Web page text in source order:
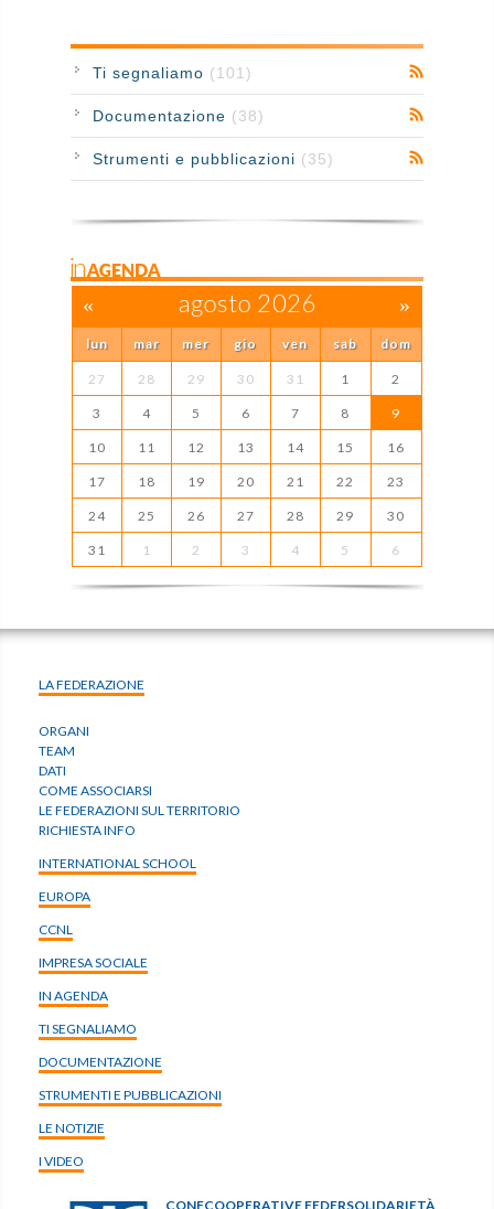
Ti segnaliamo (101)
Documentazione (38)
Strumenti e pubblicazioni (35)
inAGENDA
« agosto 2026 »
lun mar mer gio ven sab dom
27 28 29 30 31 1 2
3 4 5 6 7 8 9
10 11 12 13 14 15 16
17 18 19 20 21 22 23
24 25 26 27 28 29 30
31 1 2 3 4 5 6
LA FEDERAZIONE
ORGANI
TEAM
DATI
COME ASSOCIARSI
LE FEDERAZIONI SUL TERRITORIO
RICHIESTA INFO
INTERNATIONAL SCHOOL
EUROPA
CCNL
IMPRESA SOCIALE
IN AGENDA
TI SEGNALIAMO
DOCUMENTAZIONE
STRUMENTI E PUBBLICAZIONI
LE NOTIZIE
I VIDEO
CONFCOOPERATIVE FEDERSOLIDARIETÀ